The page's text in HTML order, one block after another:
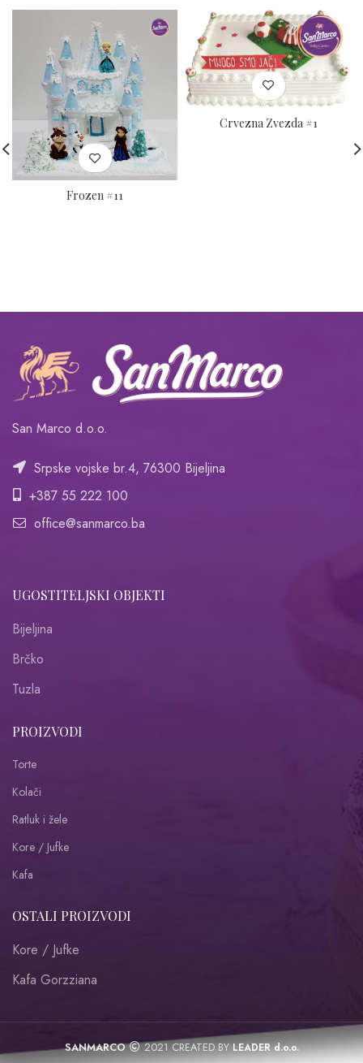
Frozen #11
Crvezna Zvezda #1
San Marco d.o.o.
Srpske vojske br.4, 76300 Bijeljina
+387 55 222 100
office@sanmarco.ba
UGOSTITELJSKI OBJEKTI
Bijeljina
Brčko
Tuzla
PROIZVODI
Torte
Kolači
Ratluk i žele
Kore / Jufke
Kafa
OSTALI PROIZVODI
Kore / Jufke
Kafa Gorzziana
SANMARCO 2021 CREATED BYLEADER d.o.o.